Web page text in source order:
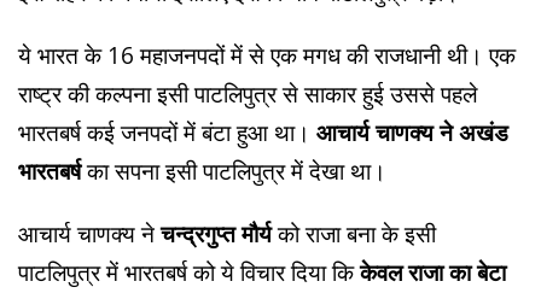
ये भारत के 16 महाजनपदों में से एक मगध की राजधानी थी। एक
राष्ट्र की कल्पना इसी पाटलिपुत्र से साकार हुई उससे पहले
भारतबर्ष कई जनपदों में बंटा हुआ था। आचार्य चाणक्य ने अखंड
भारतबर्षका सपना इसी पाटलिपुत्र में देखा था।
आचार्य चाणक्य नेचन्द्रगुप्त मौर्यको राजा बना के इसी
पाटलिपुत्र में भारतबर्ष को ये विचार दिया किकेवल राजा का बेटा